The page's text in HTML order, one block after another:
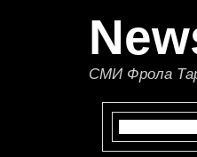
СМИ Фрола